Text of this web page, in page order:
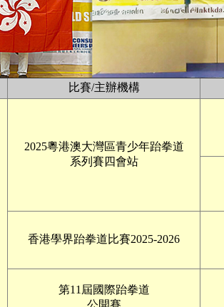
比賽/主辦機構
2025粵港澳大灣區青少年跆拳道
系列賽四會站
香港學界跆拳道比賽2025-2026
第11屆國際跆拳道
公開賽